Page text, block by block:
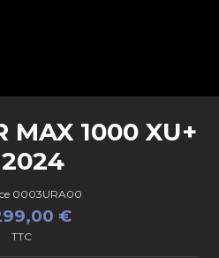
MAX 1000 XU+
0003URA00
€
TTC